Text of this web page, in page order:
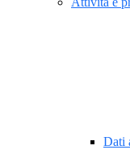
Dati